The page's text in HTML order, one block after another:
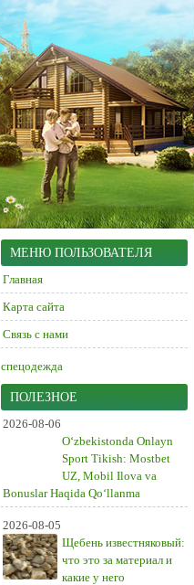
МЕНЮ ПОЛЬЗОВАТЕЛЯ
Главная
Карта сайта
Связь с нами
спецодежда
ПОЛЕЗНОЕ
2026-08-06
O‘zbekistonda Onlayn
Sport Tikish: Mostbet
UZ, Mobil Ilova va
Bonuslar Haqida Qo‘llanma
2026-08-05
Щебень известняковый:
что это за материал и
какие у него